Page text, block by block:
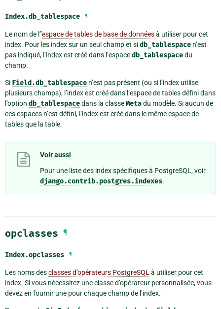
Index.db_tablespace ¶
Le nom de l”espace de tables de base de donnéesà utiliser pour cet
index. Pour les index sur un seul champ et sidb_tablespace n’est
pas indiqué, l’index est créé dans l’espacedb_tablespacedu
champ.
Si Field.db_tablespace n’est pas présent (ou si l’index utilise
plusieurs champs), l’index est créé dans l’espace de tables défini dans
l’option db_tablespacedans la classeMetadu modèle. Si aucun de
ces espaces n’est défini, l’index est créé dans le même espace de
tables que la table.
Voir aussi
Pour une liste des index spécifiques à PostgreSQL, voir
django.contrib.postgres.indexes.
opclasses ¶
Index.opclasses ¶
Les noms desclasses d’opérateurs PostgreSQL à utiliser pour cet
index. Si vous nécessitez une classe d’opérateur personnalisée, vous
devez en fournir une pour chaque champ de l’index.